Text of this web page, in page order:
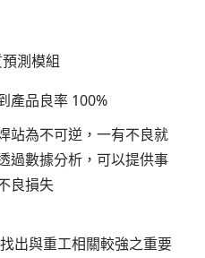
測模組
產品良率 100%
站為不可逆，一有不良就
過數據分析，可以提供事
良損失
出與重工相關較強之重要